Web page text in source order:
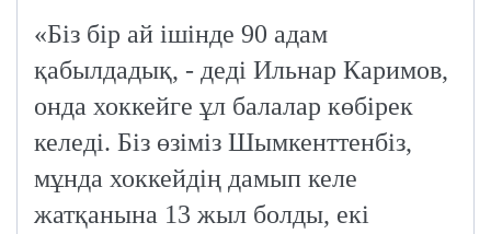
«Біз бір ай ішінде 90 адам
қабылдадық, - деді Ильнар Каримов,
онда хоккейге ұл балалар көбірек
келеді. Біз өзіміз Шымкенттенбіз,
мұнда хоккейдің дамып келе
жатқанына 13 жыл болды, екі